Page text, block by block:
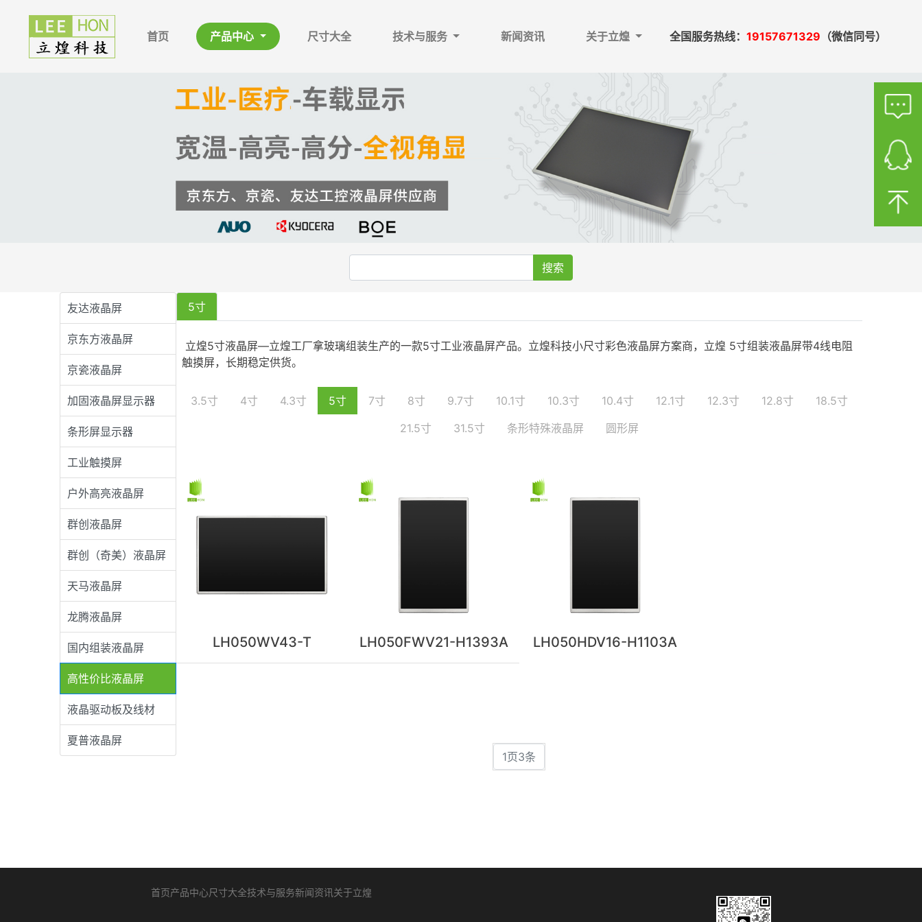
首页 产品中心 尺寸大全 技术与服务 新闻资讯 关于立煌 全国服务热线： 19157671329 （微信同号）
搜索
友达液晶屏
京东方液晶屏
京瓷液晶屏
加固液晶屏显示器
条形屏显示器
工业触摸屏
户外高亮液晶屏
群创液晶屏
群创（奇美）液晶屏
天马液晶屏
龙腾液晶屏
国内组装液晶屏
高性价比液晶屏
液晶驱动板及线材
夏普液晶屏
5寸
立煌5寸液晶屏—立煌工厂拿玻璃组装生产的一款5寸工业液晶屏产品。立煌科技小尺寸彩色液晶屏方案商，立煌 5寸组装液晶屏带4线电阻
触摸屏，长期稳定供货。
3.5寸 4寸 4.3寸 5寸 7寸 8寸 9.7寸 10.1寸 10.3寸 10.4寸 12.1寸 12.3寸 12.8寸
18.5寸
21.5寸
31.5寸 条形特殊液晶屏 圆形屏
LH050WV43-T LH050FWV21-H1393A LH050HDV16-H1103A
1页3条
首页产品中心尺寸大全技术与服务新闻资讯关于立煌